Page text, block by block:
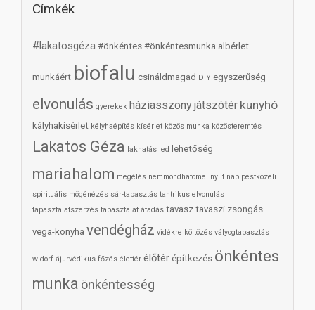
Címkék
#lakatosgéza #önkéntes #önkéntesmunka albérlet
munkáért biofalu csináldmagad DIY egyszerűség
elvonulás gyerekek háziasszonyjátszótér kunyhó
kályhakísérlet kélyhaépítés kísérlet közös munka közösteremtés
Lakatos Géza lakhatás led lehetőség
mariahalom megélés nemmondhatomel nyílt nap pestközeli
spirituális mögénézés sár-tapasztás tantrikus elvonulás
tapasztalatszerzés tapasztalat átadás tavasz tavaszi zsongás
vega-konyha vendégház vidékre költözés vályogtapasztás
wldorf ájurvédikus főzés élettér élőtér építkezés önkéntes
munka önkéntesség